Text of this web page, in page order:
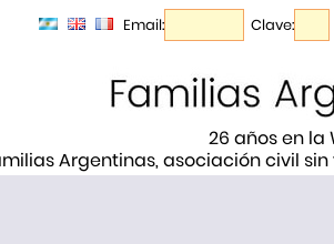
Email: Clave:
26 años en la
Argentinas, asociación civil